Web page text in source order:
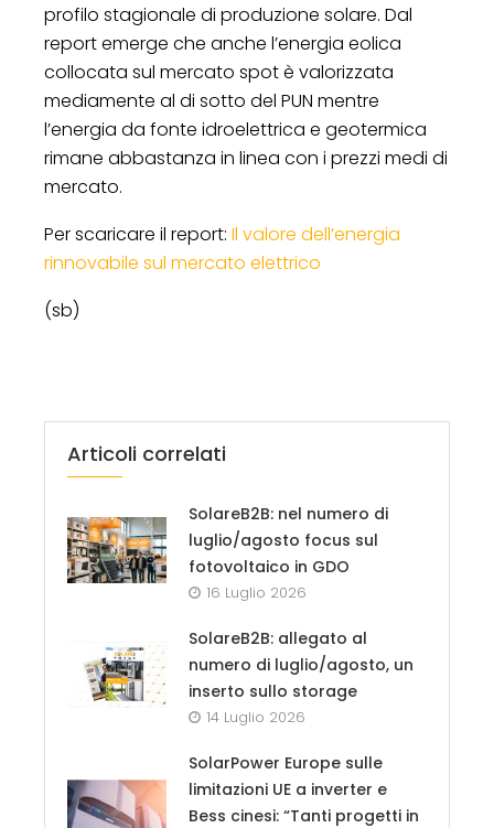
profilo stagionale di produzione solare. Dal
report emerge che anche l’energia eolica
collocata sul mercato spot è valorizzata
mediamente al di sotto del PUN mentre
l’energia da fonte idroelettrica e geotermica
rimane abbastanza in linea con i prezzi medi di
mercato.
Per scaricare il report: Il valore dell’energia
rinnovabile sul mercato elettrico
(sb)
Articoli correlati
SolareB2B: nel numero di
luglio/agosto focus sul
fotovoltaico in GDO
16 Luglio 2026
SolareB2B: allegato al
numero di luglio/agosto, un
inserto sullo storage
14 Luglio 2026
SolarPower Europe sulle
limitazioni UE a inverter e
Bess cinesi: “Tanti progetti in